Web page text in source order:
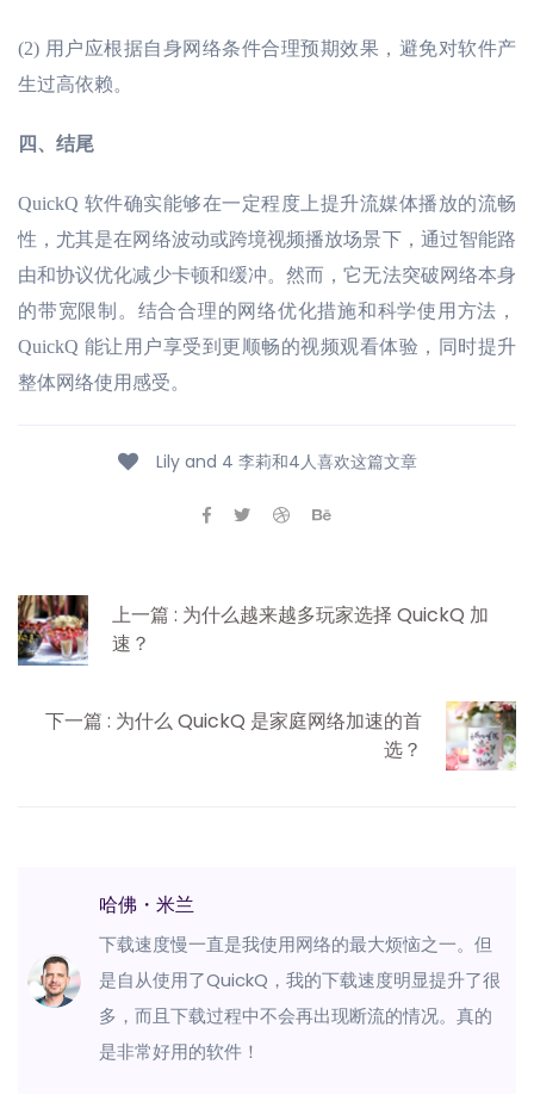
(2) 用户应根据自身网络条件合理预期效果，避免对软件产
生过高依赖。
四、结尾
QuickQ 软件确实能够在一定程度上提升流媒体播放的流畅
性，尤其是在网络波动或跨境视频播放场景下，通过智能路
由和协议优化减少卡顿和缓冲。然而，它无法突破网络本身
的带宽限制。结合合理的网络优化措施和科学使用方法，
QuickQ 能让用户享受到更顺畅的视频观看体验，同时提升
整体网络使用感受。
Lily and 4 李莉和4人喜欢这篇文章
上一篇 : 为什么越来越多玩家选择 QuickQ 加
速？
下一篇 : 为什么 QuickQ 是家庭网络加速的首
选？
哈佛・米兰
下载速度慢一直是我使用网络的最大烦恼之一。但
是自从使用了QuickQ，我的下载速度明显提升了很
多，而且下载过程中不会再出现断流的情况。真的
是非常好用的软件！